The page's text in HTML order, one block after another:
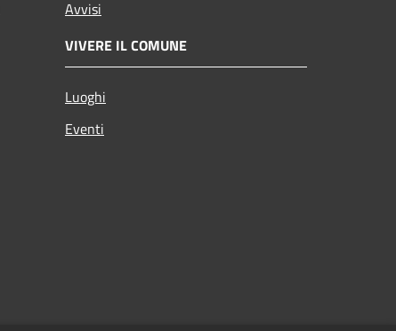
Avvisi
VIVERE IL COMUNE
Luoghi
Eventi